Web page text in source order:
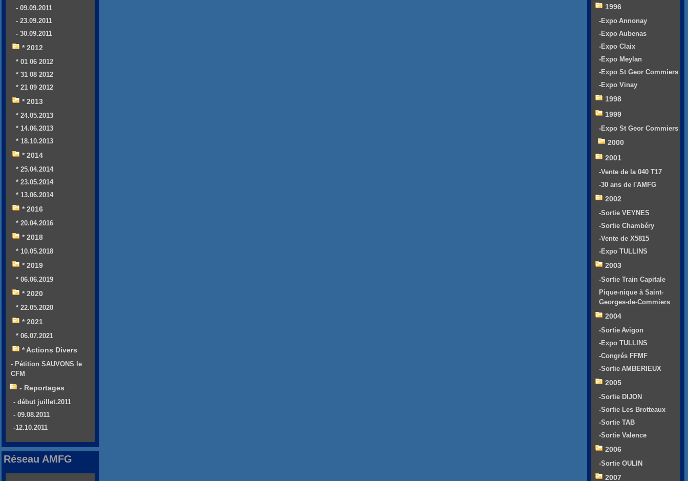
- 09.09.2011
- 23.09.2011
- 30.09.2011
* 2012
* 01 06 2012
* 31 08 2012
* 21 09 2012
* 2013
* 24.05.2013
* 14.06.2013
* 18.10.2013
* 2014
* 25.04.2014
* 23.05.2014
* 13.06.2014
* 2016
* 20.04.2016
* 2018
* 10.05.2018
* 2019
* 06.06.2019
* 2020
* 22.05.2020
* 2021
* 06.07.2021
* Actions Divers
- Pétition SAUVONS le
CFM
- Reportages
- début juillet.2011
- 09.08.2011
-12.10.2011
Réseau AMFG
1996
-Expo Annonay
-Expo Aubenas
-Expo Claix
-Expo Meylan
-Expo St Geor Commiers
-Expo Vinay
1998
1999
-Expo St Geor Commiers
2000
2001
-Vente de la 040 T17
-30 ans de l'AMFG
2002
-Sortie VEYNES
-Sortie Chambéry
-Vente de X5815
-Expo TULLINS
2003
-Sortie Train Capitale
Pique-nique à Saint-
Georges-de-Commiers
2004
-Sortie Avigon
-Expo TULLINS
-Congrés FFMF
-Sortie AMBERIEUX
2005
-Sortie DIJON
-Sortie Les Brotteaux
-Sortie TAB
-Sortie Valence
2006
-Sortie OULIN
2007